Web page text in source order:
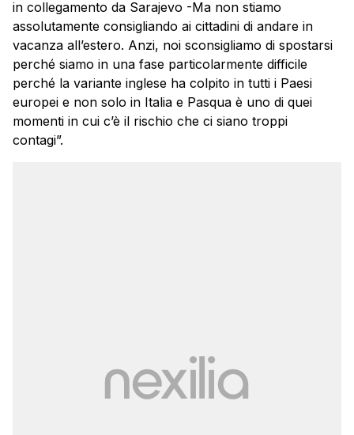
in collegamento da Sarajevo -Ma non stiamo
assolutamente consigliando ai cittadini di andare in
vacanza all’estero. Anzi, noi sconsigliamo di spostarsi
perché siamo in una fase particolarmente difficile
perché la variante inglese ha colpito in tutti i Paesi
europei e non solo in Italia e Pasqua è uno di quei
momenti in cui c’è il rischio che ci siano troppi
contagi”.